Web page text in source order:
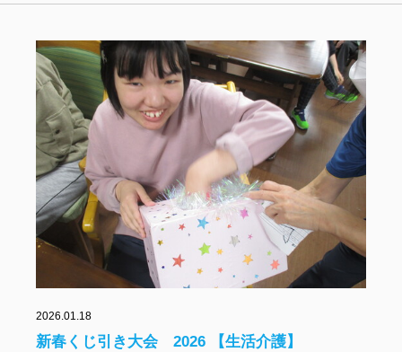
2026.01.18
新春くじ引き大会 2026 【生活介護】